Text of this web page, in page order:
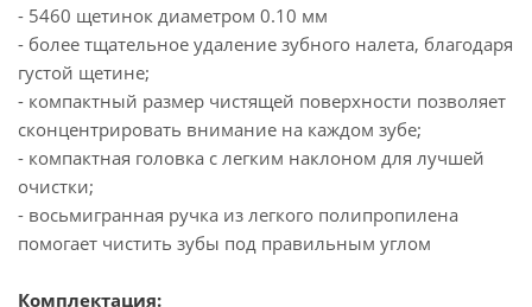
- 5460 щетинок диаметром 0.10 мм
- более тщательное удаление зубного налета, благодаря
густой щетине;
- компактный размер чистящей поверхности позволяет
сконцентрировать внимание на каждом зубе;
- компактная головка с легким наклоном для лучшей
очистки;
- восьмигранная ручка из легкого полипропилена
помогает чистить зубы под правильным углом
Комплектация: